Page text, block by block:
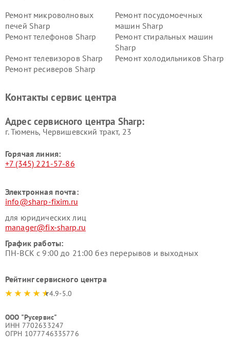
Ремонт микроволновых
печей Sharp
Ремонт посудомоечных
машин Sharp
Ремонт телефонов Sharp
Ремонт стиральных машин
Sharp
Ремонт телевизоров Sharp
Ремонт холодильников Sharp
Ремонт ресиверов Sharp
Контакты сервис центра
Адрес сервисного центра Sharp:
г. Тюмень, ​Червишевский тракт, 23
Горячая линия:
+7 (345) 221-57-86
Электронная почта:
info@sharp-fixim.ru
для юридических лиц
manager@fix-sharp.ru
График работы:
ПН-ВСК с 9:00 до 21:00 без перерывов и выходных
Рейтинг сервисного центра
4.9-5.0
ООО "Русервис"
ИНН 7702633247
ОГРН 1077746335776